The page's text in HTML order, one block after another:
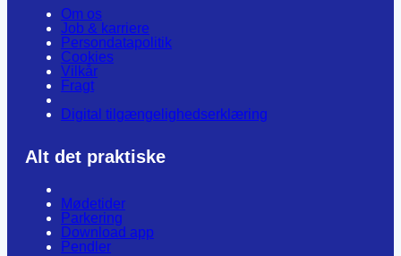
Om os
Job & karriere
Persondatapolitik
Cookies
Vilkår
Fragt
Digital tilgængelighedserklæring
Alt det praktiske
Mødetider
Parkering
Download app
Pendler